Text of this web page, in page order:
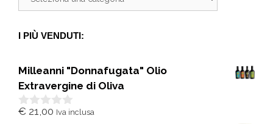
I PIÙ VENDUTI:
Milleanni "Donnafugata" Olio
Extravergine di Oliva
0
€ 21,00 Iva inclusa